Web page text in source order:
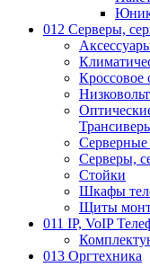
012 Серверы,
Кроссовое
Серверы,
Стойки
Шкафы
Щиты
011 IP, VoIP
013 Оргтехника